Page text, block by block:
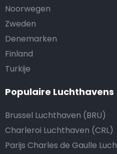
Noorwegen
Zweden
Denemarken
Finland
Turkije
Populaire Luchthavens
Brussel Luchthaven (BRU)
Charleroi Luchthaven (CRL)
Parijs Charles de Gaulle